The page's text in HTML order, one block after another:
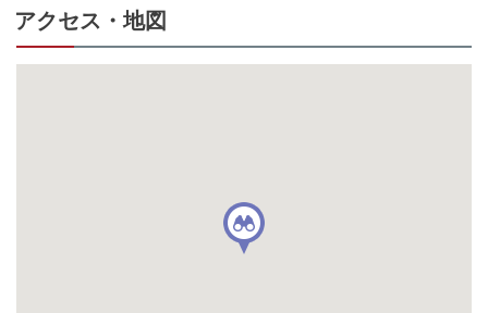
アクセス・地図